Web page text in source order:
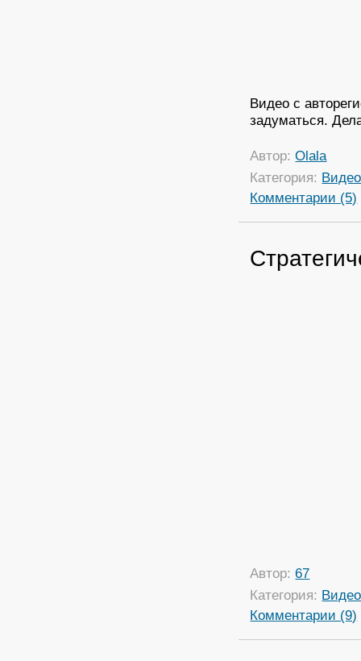
Видео с
задуматься.
Автор:Olala
Категория: Видео
Комментарии (5)
Автор:67
Категория: Видео
Комментарии (9)